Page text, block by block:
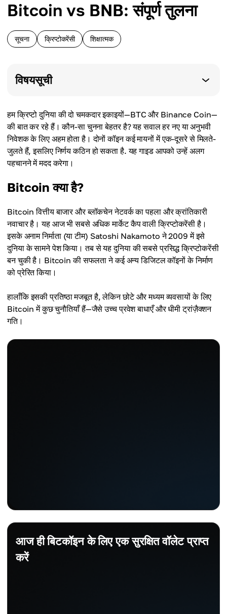
Bitcoin vs BNB: संपूर्ण तुलना
सूचना क्रिप्टोकरेंसी शिक्षात्मक
विषयसूची
हम क्रिप्टो दुनिया की दो चमकदार इकाइयों—BTC और Binance Coin—
की बात कर रहे हैं। कौन-सा चुनना बेहतर है? यह सवाल हर नए या अनुभवी
निवेशक के लिए अहम होता है। दोनों कॉइन कई मायनों में एक-दूसरे से मिलते-
जुलते हैं, इसलिए निर्णय कठिन हो सकता है. यह गाइड आपको उन्हें अलग
पहचानने में मदद करेगा।
Bitcoin क्या है?
Bitcoin वित्तीय बाजार और ब्लॉकचेन नेटवर्क का पहला और क्रांतिकारी
नवाचार है। यह आज भी सबसे अधिक मार्केट कैप वाली क्रिप्टोकरेंसी है।
इसके अनाम निर्माता (या टीम) Satoshi Nakamoto ने 2009 में इसे
दुनिया के सामने पेश किया। तब से यह दुनिया की सबसे प्रसिद्ध क्रिप्टोकरेंसी
बन चुकी है। Bitcoin की सफलता ने कई अन्य डिजिटल कॉइनों के निर्माण
को प्रेरित किया।
हालाँकि इसकी प्रतिष्ठा मजबूत है, लेकिन छोटे और मध्यम व्यवसायों के लिए
Bitcoin में कुछ चुनौतियाँ हैं—जैसे उच्च प्रवेश बाधाएँ और धीमी ट्रांज़ैक्शन
गति।
आज ही बिटकॉइन के लिए एक सुरक्षित वॉलेट प्राप्त
करें